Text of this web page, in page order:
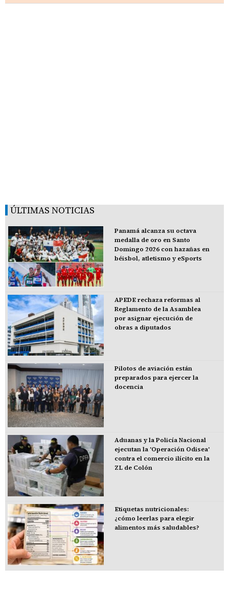
ÚLTIMAS NOTICIAS
Panamá alcanza su octava
medalla de oro en Santo
Domingo 2026 con hazañas en
béisbol, atletismo y eSports
APEDE rechaza reformas al
Reglamento de la Asamblea
por asignar ejecución de
obras a diputados
Pilotos de aviación están
preparados para ejercer la
docencia
Aduanas y la Policía Nacional
ejecutan la 'Operación Odisea'
contra el comercio ilícito en la
ZL de Colón
Etiquetas nutricionales:
¿cómo leerlas para elegir
alimentos más saludables?